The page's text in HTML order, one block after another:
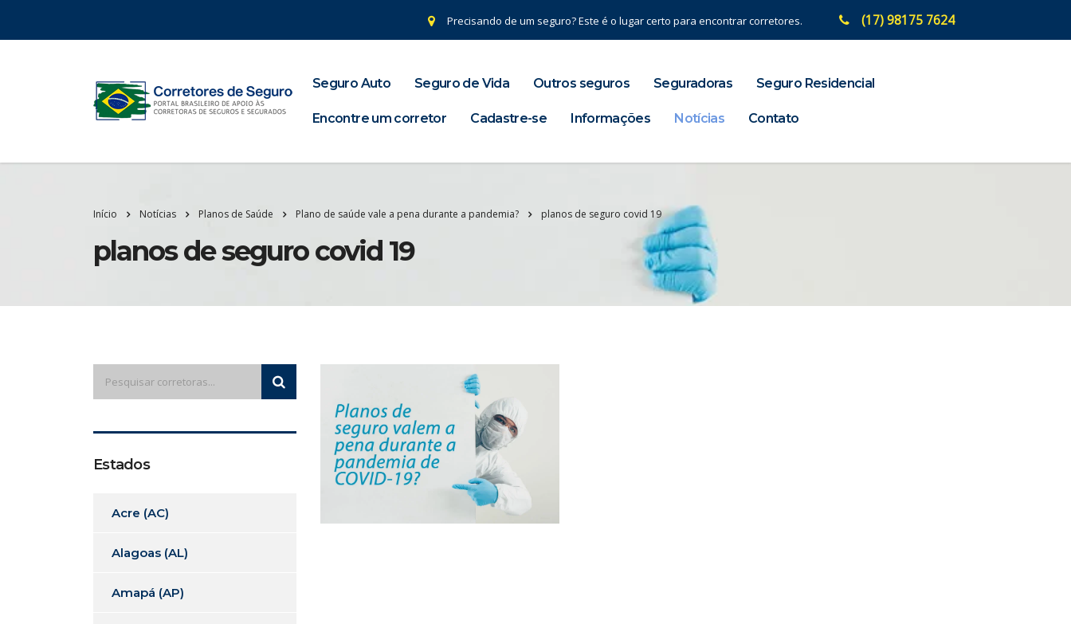
Precisando de um seguro? Este é o lugar certo para encontrar corretores. (17) 98175 7624
Seguro Auto Seguro de Vida Outros seguros Seguradoras Seguro Residencial
Encontre um corretor Cadastre-se Informações Notícias Contato
Início Notícias Planos de Saúde Plano de saúde vale a pena durante a pandemia? planos de seguro covid 19
planos de seguro covid 19
Estados
Acre (AC)
Alagoas (AL)
Amapá (AP)